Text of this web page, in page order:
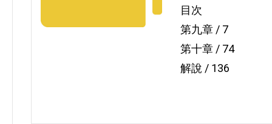
目次
第九章 / 7
第十章 / 74
解說 / 136